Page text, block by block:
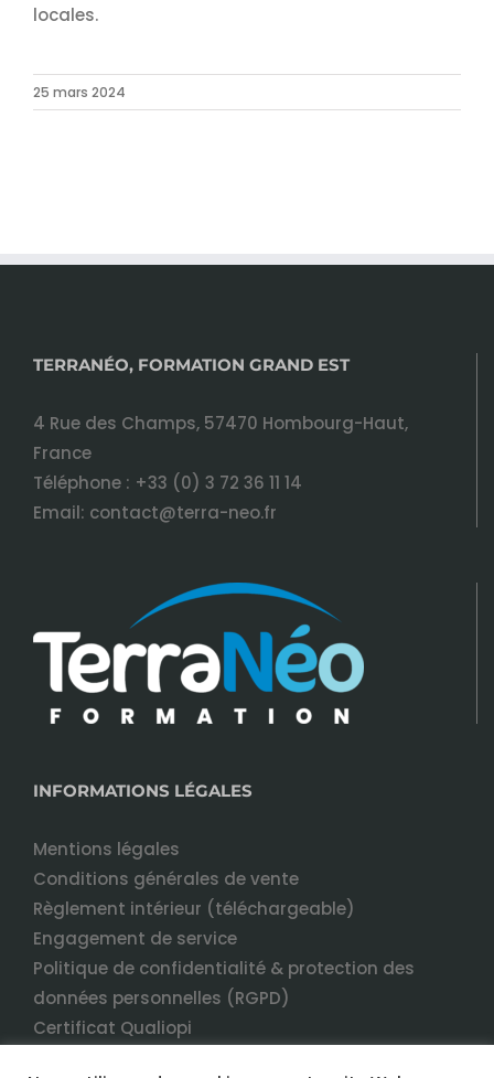
locales.
25 mars 2024
TERRANÉO, FORMATION GRAND EST
4 Rue des Champs, 57470 Hombourg-Haut,
France
Téléphone : +33 (0) 3 72 36 11 14
Email: contact@terra-neo.fr
INFORMATIONS LÉGALES
Mentions légales
Conditions générales de vente
Règlement intérieur (téléchargeable)
Engagement de service
Politique de confidentialité & protection des
données personnelles (RGPD)
Certificat Qualiopi